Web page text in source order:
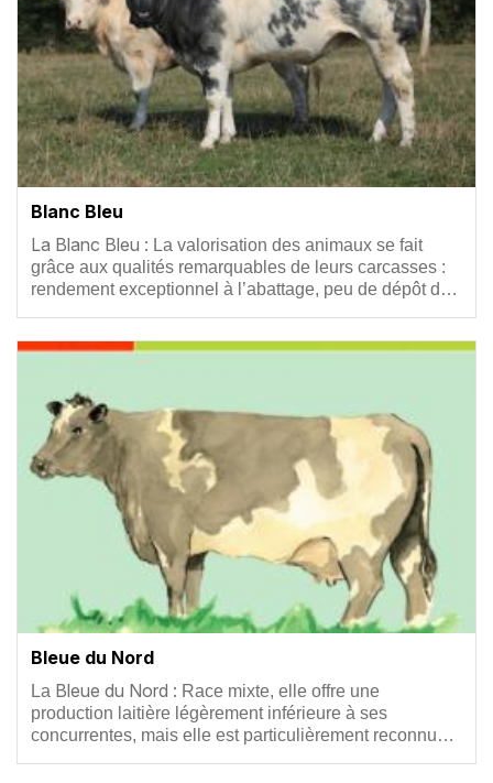
Blanc Bleu
Résumé
La Blanc Bleu : La valorisation des animaux se fait
grâce aux qualités remarquables de leurs carcasses :
rendement exceptionnel à l’abattage, peu de dépôt d…
Vignette
Bleue du Nord
Résumé
La Bleue du Nord : Race mixte, elle offre une
production laitière légèrement inférieure à ses
concurrentes, mais elle est particulièrement reconnu…